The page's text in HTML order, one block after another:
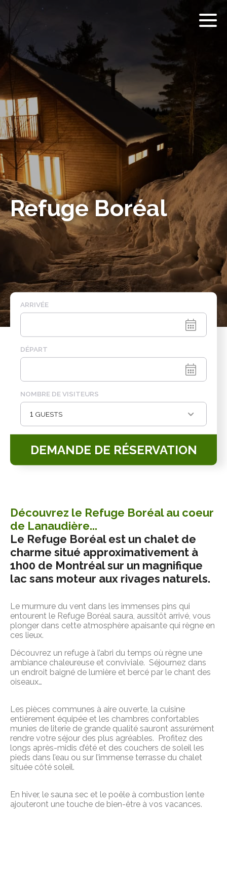
Refuge Boréal
ARRIVÉE
DÉPART
NOMBRE DE VISITEURS
1 GUESTS
DEMANDE DE RÉSERVATION
Découvrez le Refuge Boréal au coeur
de Lanaudière...
Le Refuge Boréal est un chalet de
charme situé approximativement à
1h00 de Montréal sur un magnifique
lac sans moteur aux rivages naturels.
Le murmure du vent dans les immenses pins qui
entourent le Refuge Boréal saura, aussitôt arrivé, vous
plonger dans cette atmosphère apaisante qui règne en
ces lieux.
Découvrez un refuge à l’abri du temps où règne une
ambiance chaleureuse et conviviale.  Séjournez dans
un endroit baigné de lumière et bercé par le chant des
oiseaux…
Les pièces communes à aire ouverte, la cuisine
entièrement équipée et les chambres confortables
munies de literie de grande qualité sauront assurément
rendre votre séjour des plus agréables.  Profitez des
longs après-midis d’été et des couchers de soleil les
pieds dans l’eau ou sur l’immense terrasse du chalet
située côté soleil.
En hiver, le sauna sec et le poêle à combustion lente
ajouteront une touche de bien-être à vos vacances.